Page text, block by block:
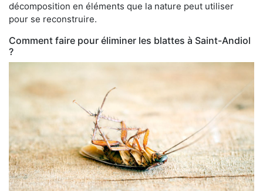
décomposition en éléments que la nature peut utiliser
pour se reconstruire.
Comment faire pour éliminer les blattes à Saint-Andiol
?